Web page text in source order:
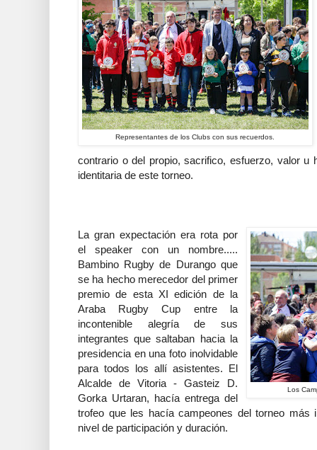
Representantes de los Clubs con sus recuerdos.
contrario o del propio, sacrifico, esfuerzo, valor u
identitaria de este torneo.
Los
La gran expectación era rota por
el speaker con un nombre.....
Bambino Rugby de Durango que
se ha hecho merecedor del primer
premio de esta XI edición de la
Araba Rugby Cup entre la
incontenible alegría de sus
integrantes que saltaban hacia la
presidencia en una foto inolvidable
para todos los allí asistentes. El
Alcalde de Vitoria - Gasteiz D.
Gorka Urtaran, hacía entrega del
trofeo que les hacía campeones del torneo más
nivel de participación y duración.